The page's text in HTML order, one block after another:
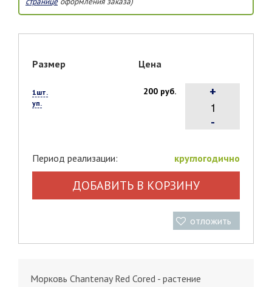
Размер Цена
1шт.
уп.
200 руб.
-
+
Период реализации: круглогодично
ДОБАВИТЬ В КОРЗИНУ
отложить
Морковь Chantenay Red Cored - растение